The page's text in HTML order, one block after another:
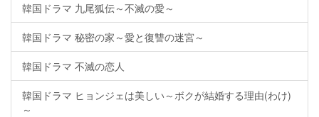
韓国ドラマ 九尾狐伝～不滅の愛～
韓国ドラマ 秘密の家～愛と復讐の迷宮～
韓国ドラマ 不滅の恋人
韓国ドラマ ヒョンジェは美しい～ボクが結婚する理由(わけ)
～